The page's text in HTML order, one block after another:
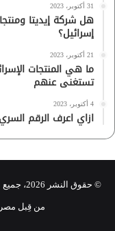
31 أكتوبر، 2023
هل شركة إيديتا
إسرائيل؟
21 أكتوبر، 2023
تستغنى عنهم
4 أكتوبر، 2023
ازاي اعرف الرقم
© حقوق النشر 2026، جميع الحقوق محفوظة |
من قِبل